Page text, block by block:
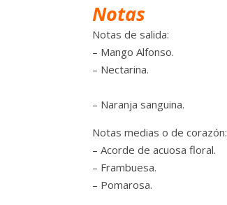
Notas
Notas de salida:
– Mango Alfonso.
– Nectarina.
– Naranja sanguina.
Notas medias o de corazón:
– Acorde de acuosa floral.
– Frambuesa.
– Pomarosa.